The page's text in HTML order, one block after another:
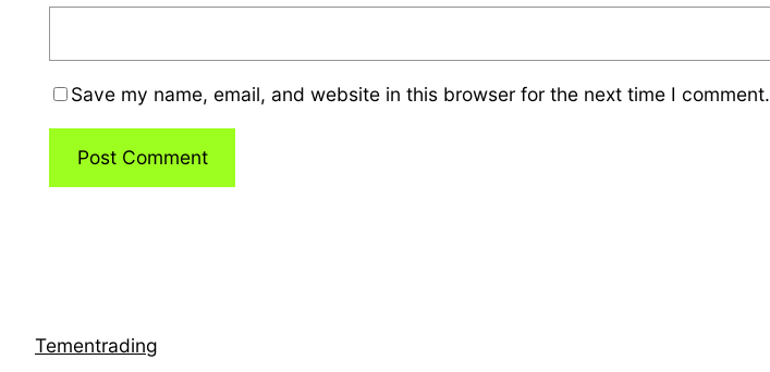
Save my name, email, and website in this browser for the next time I comment.
Tementrading